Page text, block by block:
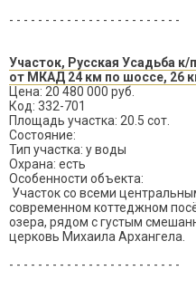
- - - - - - - - - - - - - - - - - - - - - - - -
Участок, Русская Усадьба
от МКАД 24 км по шоссе, 26
Цена: 20 480 000 руб.
Код: 332-701
Площадь участка: 20.5 сот.
Состояние:
Тип участка: у воды
Охрана: есть
Особенности объекта:
Участок со всеми
современном коттеджном
озера, рядом с густым
церковь Михаила Архангела.
- - - - - - - - - - - - - - - - - - - - - - - -